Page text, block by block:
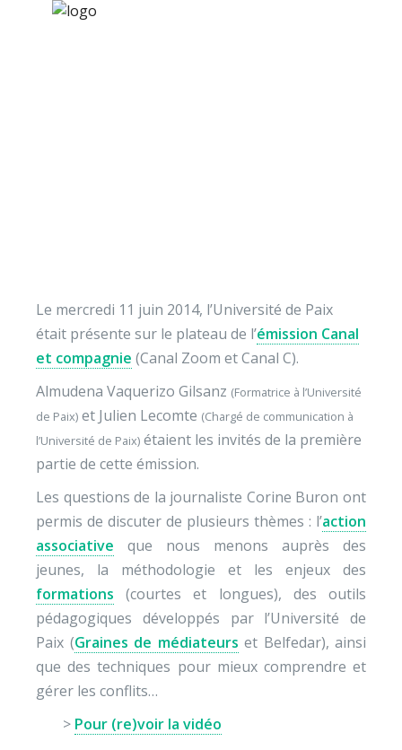
Le mercredi 11 juin 2014, l’Université de Paix
était présente sur le plateau de l’émission Canal
et compagnie (Canal Zoom et Canal C).
Almudena Vaquerizo Gilsanz (Formatrice à l’Université
de Paix) et Julien Lecomte (Chargé de communication à
l’Université de Paix) étaient les invités de la première
partie de cette émission.
Les questions de la journaliste Corine Buron ont
permis de discuter de plusieurs thèmes : l’action
associative que nous menons auprès des
jeunes, la méthodologie et les enjeux des
formations (courtes et longues), des outils
pédagogiques développés par l’Université de
Paix (Graines de médiateurs et Belfedar), ainsi
que des techniques pour mieux comprendre et
gérer les conflits…
> Pour (re)voir la vidéo